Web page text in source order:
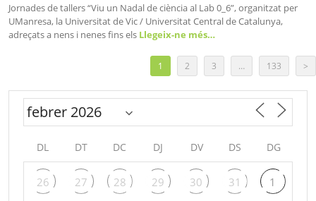
Jornades de tallers “Viu un Nadal de ciència al Lab 0_6”, organitzat per
UManresa, la Universitat de Vic / Universitat Central de Catalunya,
adreçats a nens i nenes fins els Llegeix-ne més…
1 2 3 … 133 >
DL DT DC DJ DV DS DG
26 27 28 29 30 31 1